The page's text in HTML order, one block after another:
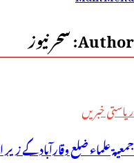
Author: سحر نیوز
ریاستی خبریں
جمعیۃ علماء ضلع وقارآباد کے زیر